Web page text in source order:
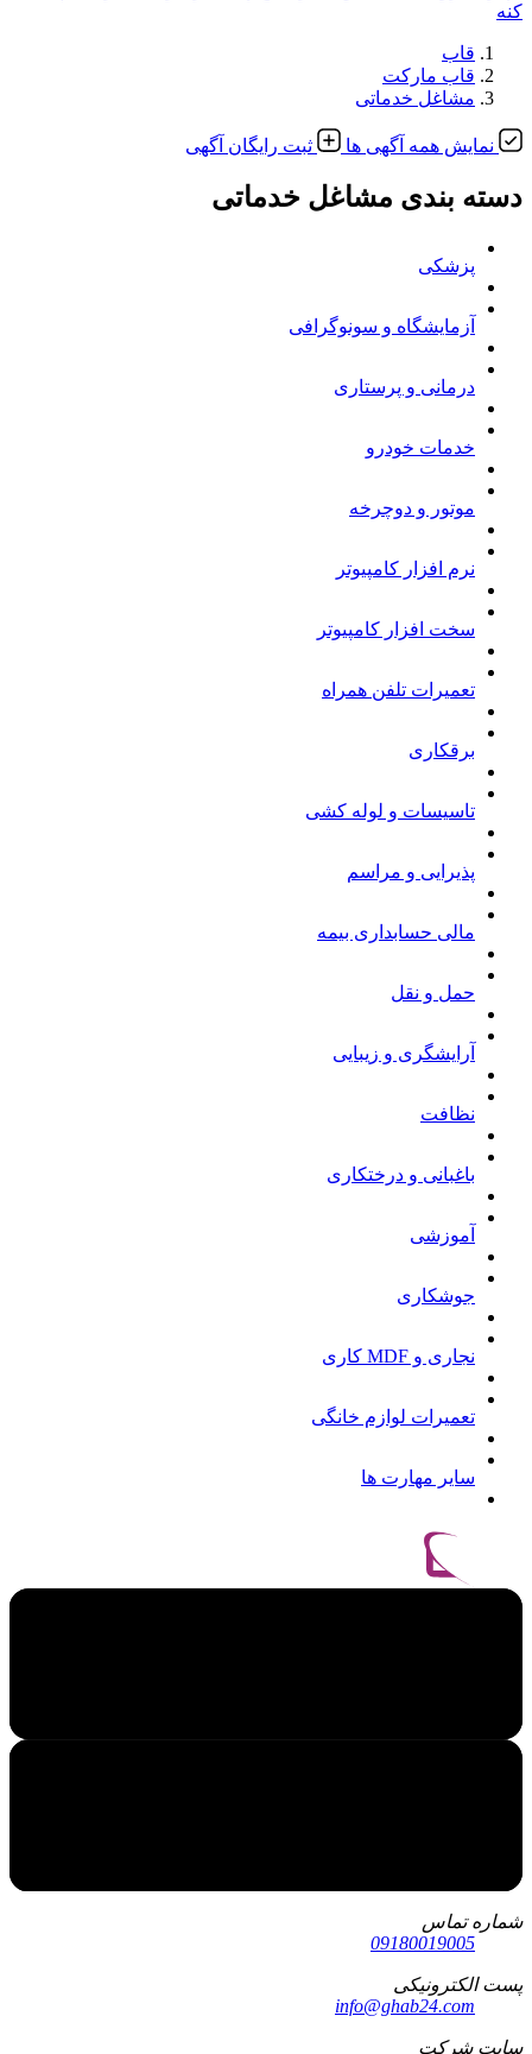
کنه
قاب
قاب مارکت
مشاغل خدماتی
نمایش همه آگهی ها ثبت رایگان آگهی
دسته بندی مشاغل خدماتی
پزشکی
آزمایشگاه و سونوگرافی
درمانی و پرستاری
خدمات خودرو
موتور و دوچرخه
نرم افزار کامپیوتر
سخت افزار کامپیوتر
تعمیرات تلفن همراه
برقکاری
تاسیسات و لوله کشی
پذیرایی و مراسم
مالی حسابداری بیمه
حمل و نقل
آرایشگری و زیبایی
نظافت
باغبانی و درختکاری
آموزشی
جوشکاری
نجاری و MDF کاری
تعمیرات لوازم خانگی
سایر مهارت ها
شماره تماس
09180019005
پست الکترونیکی
info@ghab24.com
سایت شرکت